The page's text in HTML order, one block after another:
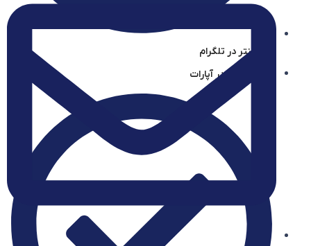
آیساسنتر در تلگرام
آیساسنتر در آپارات